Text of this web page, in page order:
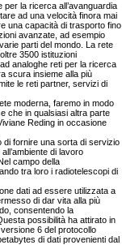
per la ricerca all’avanguardia
ad una velocità finora mai
una capacità di trasporto fino
avanzate, ad esempio
parti del mondo. La rete
3500 istituzioni
analoghe reti per la ricerca
scura insieme alla più
le reti partner, servizi di
moderna, faremo in modo
che in qualsiasi altra parte
Reding in occasione
di fornire una sorta di servizio
di lavoro
campo della
tra loro i radiotelescopi di
dati ad essere utilizzata a
di dar vita alla più
consentendo la
possibilità ha attirato in
6 del protocollo
di dati provenienti dal